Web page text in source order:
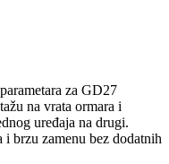
za GD27
na vrata ormara i
uređaja na drugi.
brzu zamenu bez dodatnih